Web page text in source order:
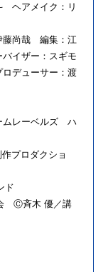
ヘアメイク：リ
藤尚哉 編集：江
イザー：スギモ
デューサー：渡
ムレーベルズ ハ
プロダクショ
ド
Ⓒ斉木 優／講